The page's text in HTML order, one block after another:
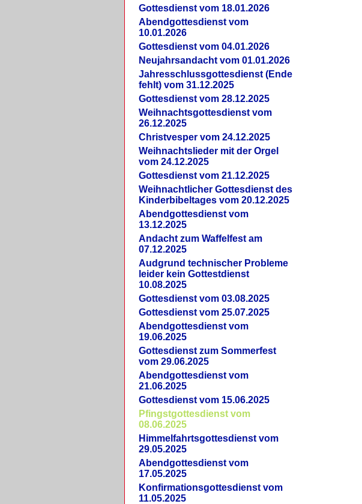
Gottesdienst vom 18.01.2026
Abendgottesdienst vom
10.01.2026
Gottesdienst vom 04.01.2026
Neujahrsandacht vom 01.01.2026
Jahresschlussgottesdienst (Ende
fehlt) vom 31.12.2025
Gottesdienst vom 28.12.2025
Weihnachtsgottesdienst vom
26.12.2025
Christvesper vom 24.12.2025
Weihnachtslieder mit der Orgel
vom 24.12.2025
Gottesdienst vom 21.12.2025
Weihnachtlicher Gottesdienst des
Kinderbibeltages vom 20.12.2025
Abendgottesdienst vom
13.12.2025
Andacht zum Waffelfest am
07.12.2025
Audgrund technischer Probleme
leider kein Gottestdienst
10.08.2025
Gottesdienst vom 03.08.2025
Gottesdienst vom 25.07.2025
Abendgottesdienst vom
19.06.2025
Gottesdienst zum Sommerfest
vom 29.06.2025
Abendgottesdienst vom
21.06.2025
Gottesdienst vom 15.06.2025
Pfingstgottesdienst vom
08.06.2025
Himmelfahrtsgottesdienst vom
29.05.2025
Abendgottesdienst vom
17.05.2025
Konfirmationsgottesdienst vom
11.05.2025